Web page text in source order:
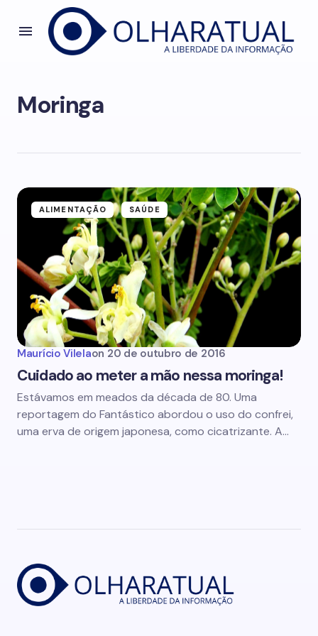
Moringa
ALIMENTAÇÃO SAÚDE
Maurício Vilelaon 20 de outubro de 2016
Cuidado ao meter a mão nessa moringa!
Estávamos em meados da década de 80. Uma
reportagem do Fantástico abordou o uso do confrei,
uma erva de origem japonesa, como cicatrizante. A…